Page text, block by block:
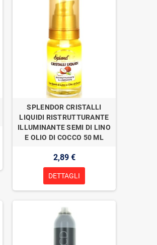
SPLENDOR CRISTALLI
LIQUIDI RISTRUTTURANTE
ILLUMINANTE SEMI DI LINO
E OLIO DI COCCO 50 ML
2,89 €
DETTAGLI